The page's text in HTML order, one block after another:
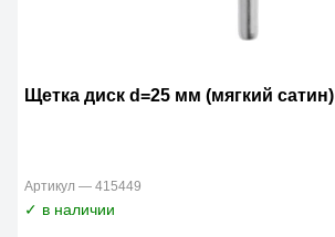
Щетка диск d=25 мм (мягкий сатин)
Артикул — 415449
✓ в наличии